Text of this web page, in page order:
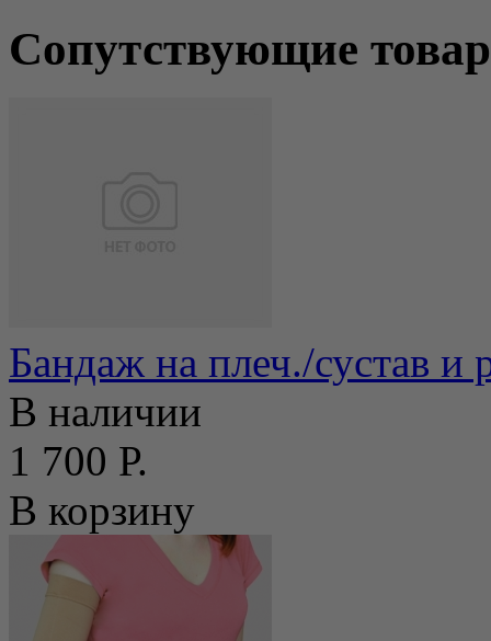
Сопутствующие
Бандаж на плеч./сустав и
В наличии
1 700 Р.
В корзину